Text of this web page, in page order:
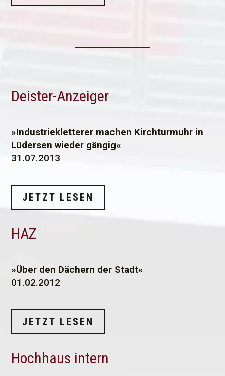
Deister-Anzeiger
»Industriekletterer machen Kirchturmuhr in
Lüdersen wieder gängig«
31.07.2013
JETZT LESEN
HAZ
»Über den Dächern der Stadt«
01.02.2012
JETZT LESEN
Hochhaus intern